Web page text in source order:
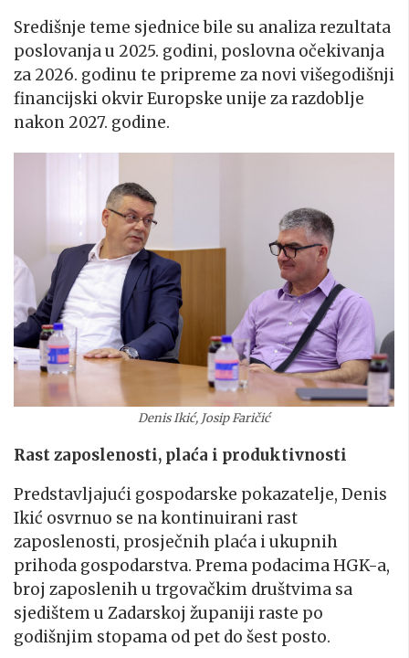
Središnje teme sjednice bile su analiza rezultata
poslovanja u 2025. godini, poslovna očekivanja
za 2026. godinu te pripreme za novi višegodišnji
financijski okvir Europske unije za razdoblje
nakon 2027. godine.
Denis Ikić, Josip Faričić
Rast zaposlenosti, plaća i produktivnosti
Predstavljajući gospodarske pokazatelje, Denis
Ikić osvrnuo se na kontinuirani rast
zaposlenosti, prosječnih plaća i ukupnih
prihoda gospodarstva. Prema podacima HGK-a,
broj zaposlenih u trgovačkim društvima sa
sjedištem u Zadarskoj županiji raste po
godišnjim stopama od pet do šest posto.